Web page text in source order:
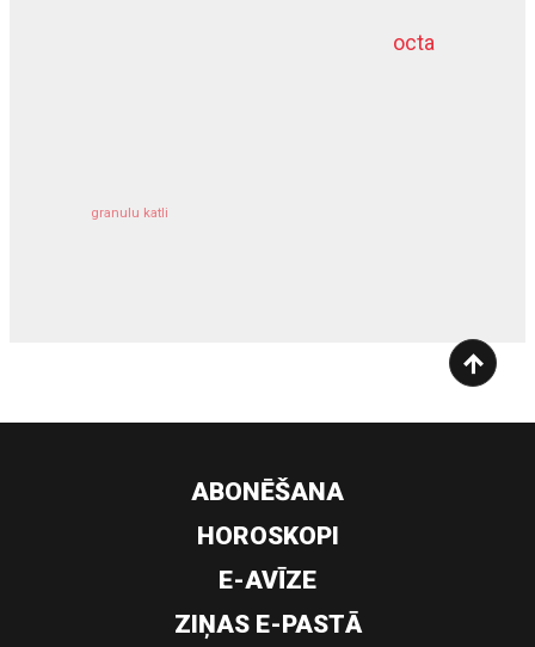
octa
granulu katli
dziļurbums
ABONĒŠANA
HOROSKOPI
E-AVĪZE
ZIŅAS E-PASTĀ